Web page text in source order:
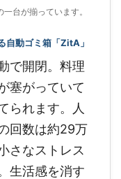
台が揃っています。
自動ゴミ箱「ZitA」
で開閉。料理
塞がっていて
られます。人
回数は約29万
さなストレス
生活感を消す